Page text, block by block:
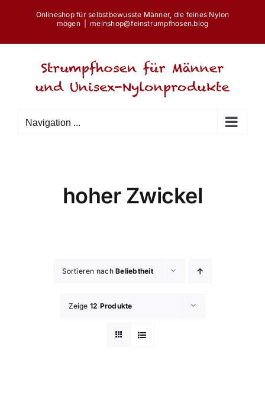
Onlineshop für selbstbewusste Männer, die feines Nylon
mögen
meinshop@feinstrumpfhosen.blog
Navigation ...
hoher Zwickel
Sortieren nachBeliebtheit
Zeige 12 Produkte